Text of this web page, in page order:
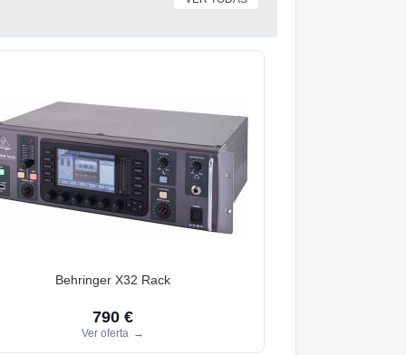
Behringer X32 Rack
790 €
Ver oferta →